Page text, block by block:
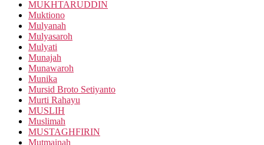
MUKHTARUDDIN
Muktiono
Mulyanah
Mulyasaroh
Mulyati
Munajah
Munawaroh
Munika
Mursid Broto Setiyanto
Murti Rahayu
MUSLIH
Muslimah
MUSTAGHFIRIN
Mutmainah